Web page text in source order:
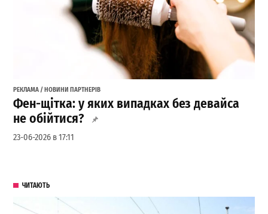
РЕКЛАМА / НОВИНИ ПАРТНЕРІВ
Фен-щітка: у яких випадках без девайса
не обійтися?
23-06-2026 в 17:11
ЧИТАЮТЬ